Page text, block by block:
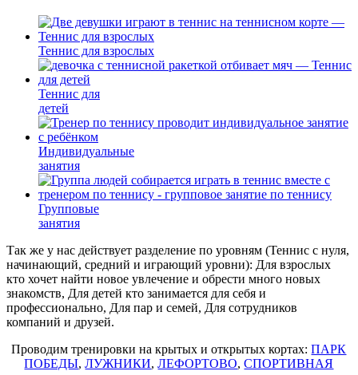
Теннис для взрослых
Теннис для
детей
Индивидуальные
занятия
Групповые
занятия
Так же у нас действует разделение по уровням (Теннис с нуля,
начинающий, средний и играющий уровни): Для взрослых
кто хочет найти новое увлечение и обрести много новых
знакомств, Для детей кто занимается для себя и
профессионально, Для пар и семей, Для сотрудников
компаний и друзей.
Проводим тренировки на крытых и открытых кортах:ПАРК
ПОБЕДЫ,ЛУЖНИКИ,ЛЕФОРТОВО,СПОРТИВНАЯ